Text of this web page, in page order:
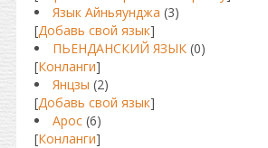
Язык Айньяунджа (3)
[Добавь свой язык]
ПЬЕНДАНСКИЙ ЯЗЫК (0)
[Конланги]
Янцзы (2)
[Добавь свой язык]
Арос (6)
[Конланги]